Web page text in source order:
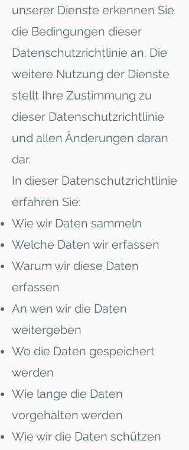
unserer Dienste erkennen Sie
die Bedingungen dieser
Datenschutzrichtlinie an. Die
weitere Nutzung der Dienste
stellt Ihre Zustimmung zu
dieser Datenschutzrichtlinie
und allen Änderungen daran
dar.
In dieser Datenschutzrichtlinie
erfahren Sie:
Wie wir Daten sammeln
Welche Daten wir erfassen
Warum wir diese Daten
erfassen
An wen wir die Daten
weitergeben
Wo die Daten gespeichert
werden
Wie lange die Daten
vorgehalten werden
Wie wir die Daten schützen